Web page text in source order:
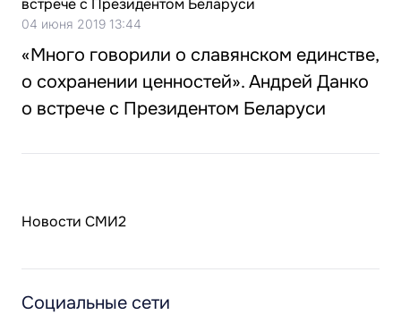
04 июня 2019 13:44
«Много говорили о славянском единстве,
о сохранении ценностей». Андрей Данко
о встрече с Президентом Беларуси
Новости СМИ2
Социальные сети